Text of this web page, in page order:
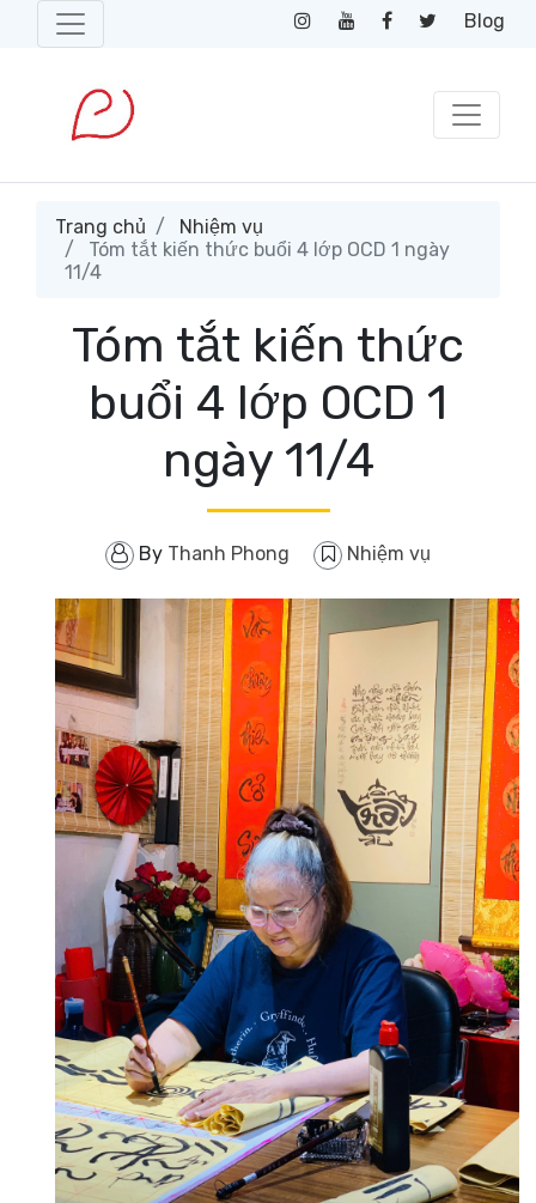
Blog
Trang chủ
Nhiệm vụ
Tóm tắt kiến thức buổi 4 lớp OCD 1 ngày
11/4
Tóm tắt kiến thức
buổi 4 lớp OCD 1
ngày 11/4
By Thanh Phong Nhiệm vụ